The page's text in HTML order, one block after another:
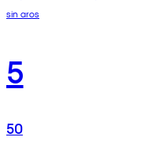
sin aros
5
50